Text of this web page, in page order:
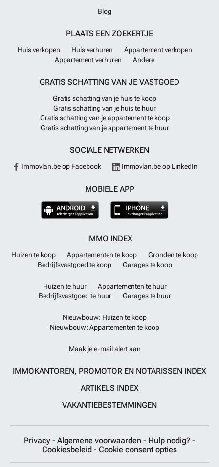
Blog
PLAATS EEN ZOEKERTJE
Huis verkopen Huis verhuren
Appartement verkopen
Appartement verhuren
Andere
GRATIS SCHATTING VAN JE VASTGOED
Gratis schatting van je huis te koop
Gratis schatting van je huis te huur
Gratis schatting van je appartement te koop
Gratis schatting van je appartement te huur
SOCIALE NETWERKEN
Immovlan.be op Facebook Immovlan.be op LinkedIn
MOBIELE APP
IMMO INDEX
Huizen te koop Appartementen te koop
Gronden te koop
Bedrijfsvastgoed te koop
Garages te koop
Huizen te huur
Appartementen te huur
Bedrijfsvastgoed te huur
Garages te huur
Nieuwbouw: Huizen te koop
Nieuwbouw: Appartementen te koop
Maak je e-mail alert aan
IMMOKANTOREN, PROMOTOR EN NOTARISSEN INDEX
ARTIKELS INDEX
VAKANTIEBESTEMMINGEN
Privacy - Algemene voorwaarden - Hulp nodig? -
Cookiesbeleid - Cookie consent opties